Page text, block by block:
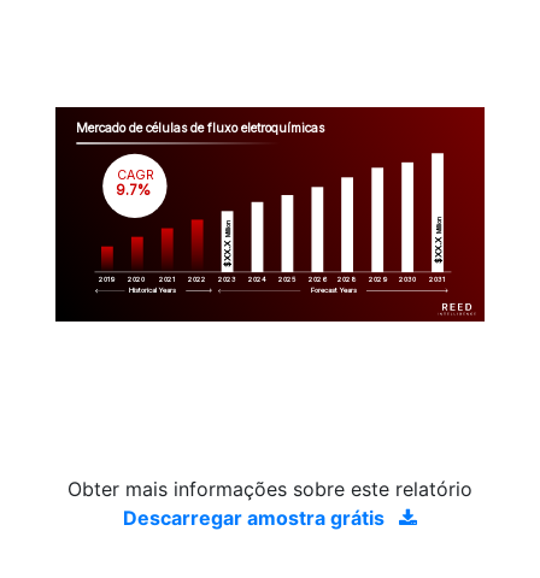
Mercado de células de fluxo eletroquímicas
2019 2020 2021 2022 2023 2024 2025 2026 2028 2029 2030 2031
$XX.X
Million
$XX.X
Million
CAGR
9.7%
Historical Years Forecast Years
Obter mais informações sobre este relatório
Descarregar amostra grátis